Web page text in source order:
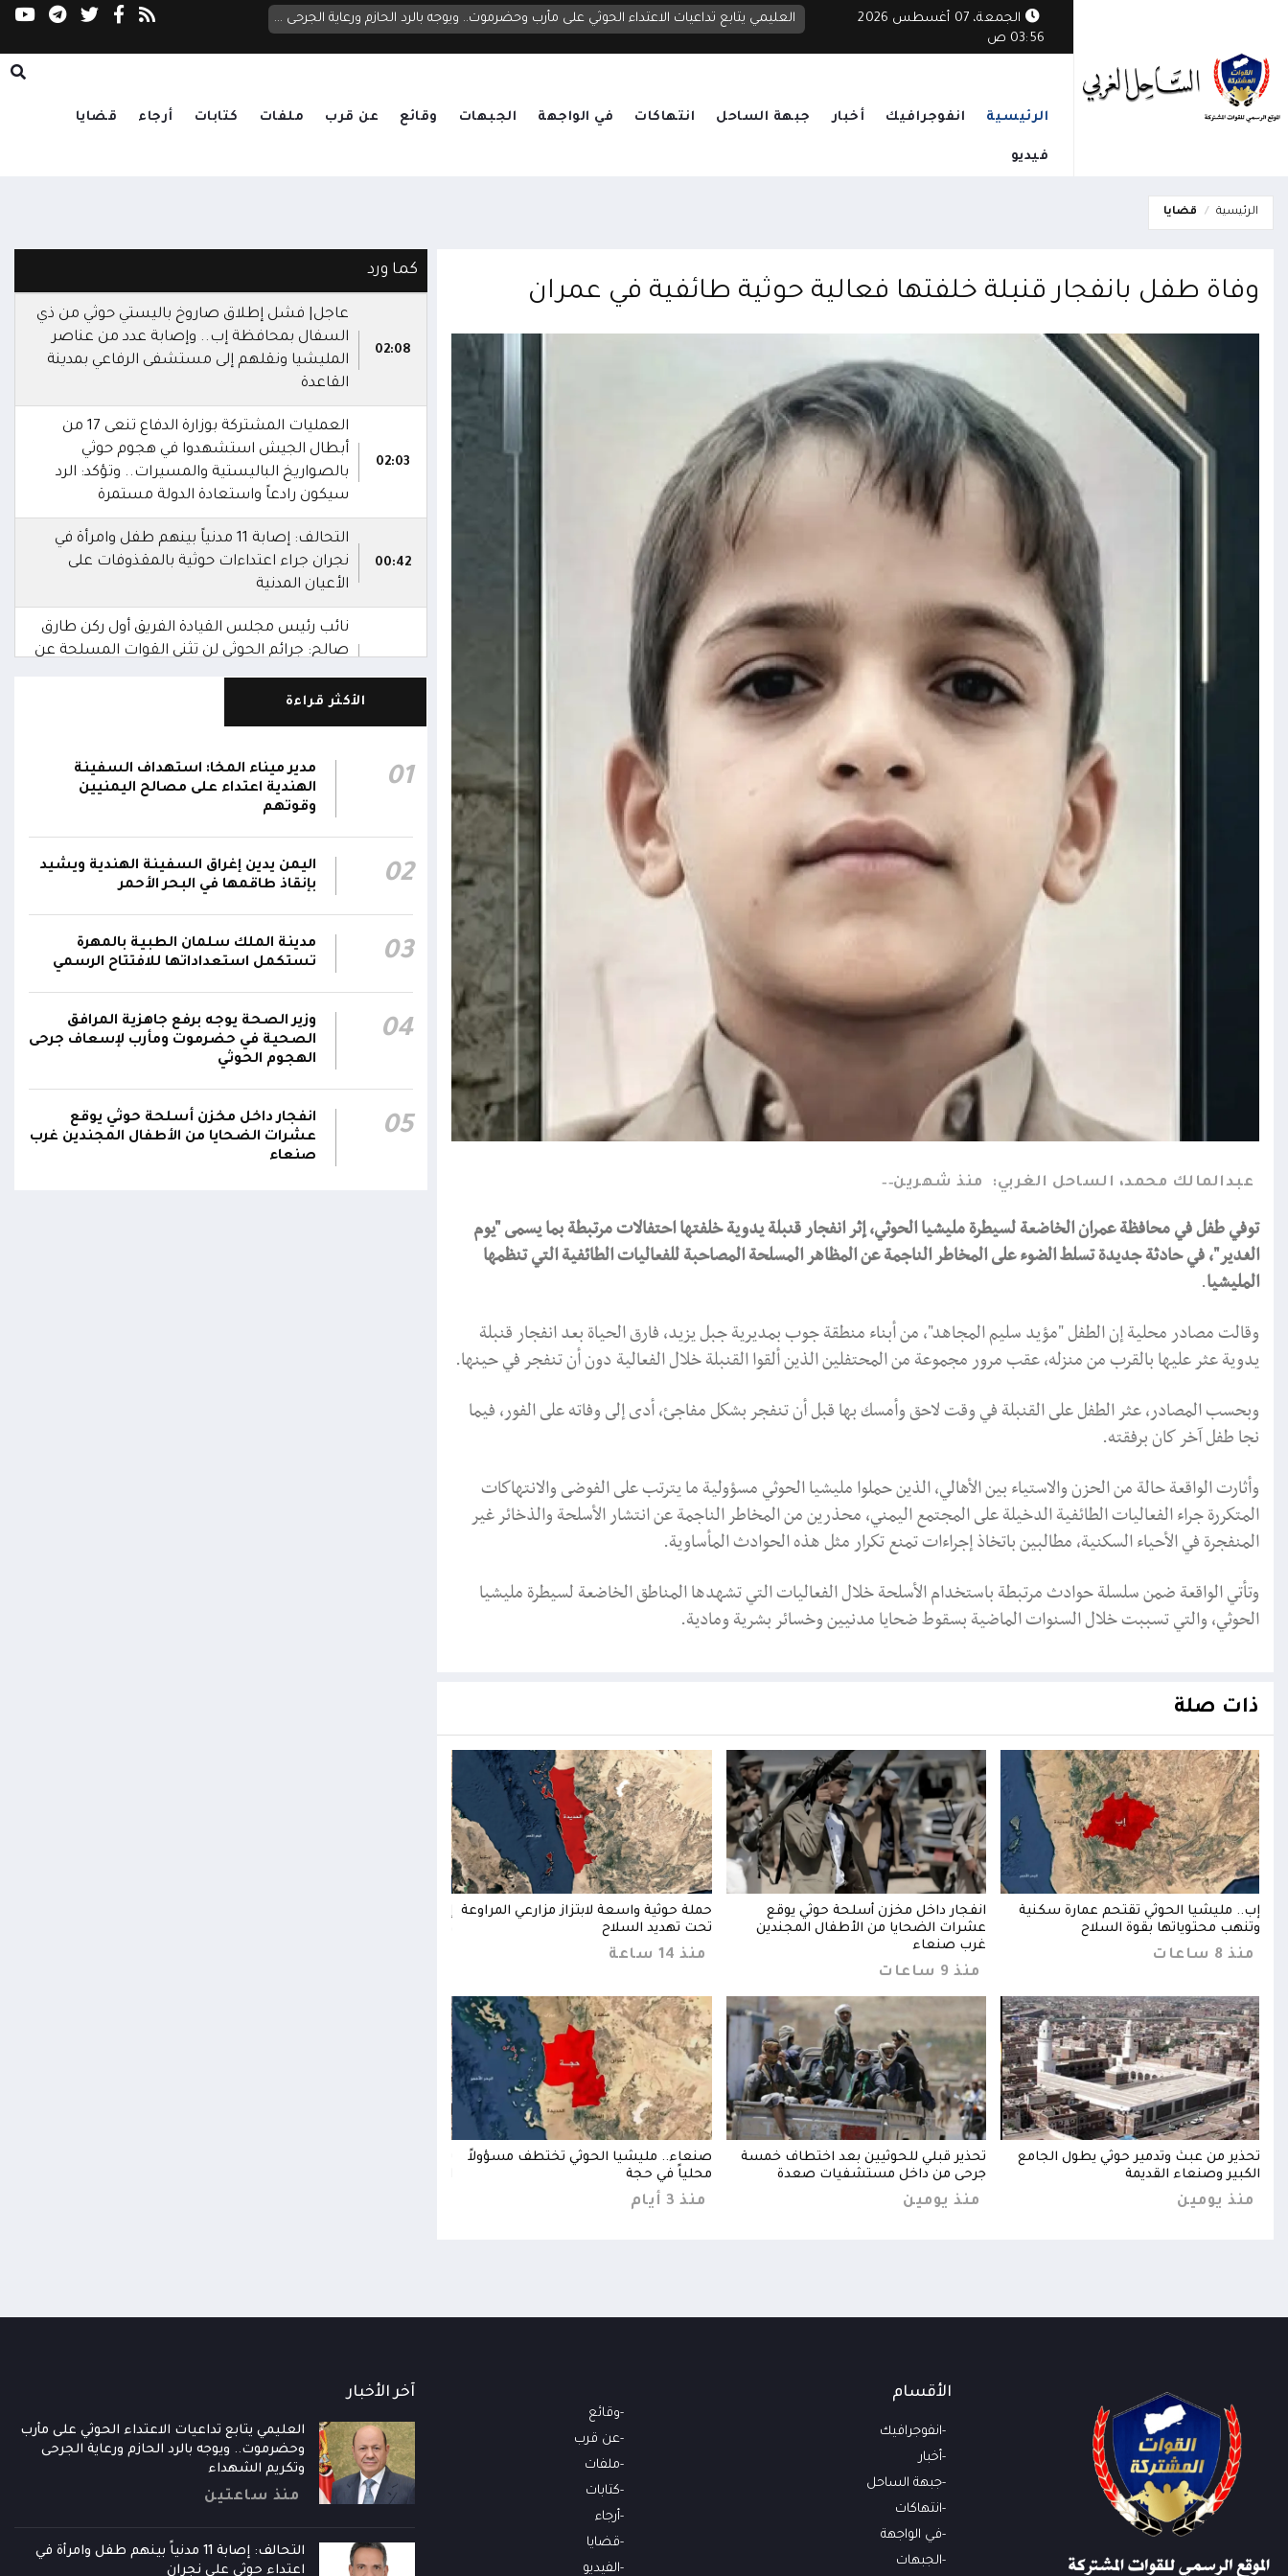
الجمعة، 07 أغسطس 2026
03:56 ص
العليمي يتابع تداعيات الاعتداء الحوثي على مأرب وحضرموت.. ويوجه بالرد الحازم ورعاية الجرحى وتكريم الشهداء
التحالف: إصابة 11 مدنياً بينهم طفل وامرأة في اعتداء حوثي على نجران طارق صالح يجري اتصالين هاتفيين بقائدي
الرئيسية انفوجرافيك أخبار جبهة الساحل انتهاكات في الواجهة الجبهات وقائع عن قرب ملفات كتابات أرجاء قضايا
فيديو
الرئيسية قضايا
وفاة طفل بانفجار قنبلة خلفتها فعالية حوثية طائفية في عمران
عبدالمالك محمد، الساحل الغربي: منذ شهرين
توفي طفل في محافظة عمران الخاضعة لسيطرة مليشيا الحوثي، إثر انفجار قنبلة يدوية خلفتها احتفالات مرتبطة بما يسمى "يوم
الغدير"، في حادثة جديدة تسلط الضوء على المخاطر الناجمة عن المظاهر المسلحة المصاحبة للفعاليات الطائفية التي تنظمها
المليشيا.
وقالت مصادر محلية إن الطفل "مؤيد سليم المجاهد"، من أبناء منطقة جوب بمديرية جبل يزيد، فارق الحياة بعد انفجار قنبلة
يدوية عثر عليها بالقرب من منزله، عقب مرور مجموعة من المحتفلين الذين ألقوا القنبلة خلال الفعالية دون أن تنفجر في حينها.
وبحسب المصادر، عثر الطفل على القنبلة في وقت لاحق وأمسك بها قبل أن تنفجر بشكل مفاجئ، أدى إلى وفاته على الفور، فيما
نجا طفل آخر كان برفقته.
وأثارت الواقعة حالة من الحزن والاستياء بين الأهالي، الذين حملوا مليشيا الحوثي مسؤولية ما يترتب على الفوضى والانتهاكات
المتكررة جراء الفعاليات الطائفية الدخيلة على المجتمع اليمني، محذرين من المخاطر الناجمة عن انتشار الأسلحة والذخائر غير
المنفجرة في الأحياء السكنية، مطالبين باتخاذ إجراءات تمنع تكرار مثل هذه الحوادث المأساوية.
وتأتي الواقعة ضمن سلسلة حوادث مرتبطة باستخدام الأسلحة خلال الفعاليات التي تشهدها المناطق الخاضعة لسيطرة مليشيا
الحوثي، والتي تسببت خلال السنوات الماضية بسقوط ضحايا مدنيين وخسائر بشرية ومادية.
ذات صلة
إب.. مليشيا الحوثي تقتحم عمارة سكنية
وتنهب محتوياتها بقوة السلاح
منذ 8 ساعات
انفجار داخل مخزن أسلحة حوثي يوقع
عشرات الضحايا من الأطفال المجندين
غرب صنعاء
منذ 9 ساعات
حملة حوثية واسعة لابتزاز مزارعي المراوعة
تحت تهديد السلاح
منذ 14 ساعة
تحذير من عبث وتدمير حوثي يطول الجامع
الكبير وصنعاء القديمة
منذ يومين
تحذير قبلي للحوثيين بعد اختطاف خمسة
جرحى من داخل مستشفيات صعدة
منذ يومين
صنعاء.. مليشيا الحوثي تختطف مسؤولاً
محلياً في حجة
منذ 3 أيام
كما ورد
02:08
عاجل| فشل إطلاق صاروخ باليستي حوثي من ذي
السفال بمحافظة إب.. وإصابة عدد من عناصر
المليشيا ونقلهم إلى مستشفى الرفاعي بمدينة
القاعدة
02:03
العمليات المشتركة بوزارة الدفاع تنعى 17 من
أبطال الجيش استشهدوا في هجوم حوثي
بالصواريخ الباليستية والمسيرات.. وتؤكد: الرد
سيكون رادعاً واستعادة الدولة مستمرة
00:42
التحالف: إصابة 11 مدنياً بينهم طفل وامرأة في
نجران جراء اعتداءات حوثية بالمقذوفات على
الأعيان المدنية
نائب رئيس مجلس القيادة الفريق أول ركن طارق
صالح: جرائم الحوثي لن تثني القوات المسلحة عن
أداء واجبها الوطني واستعادة الدولة وعاصمتها
صنعاء
00:28
صالح يشيد بالروح القتالية العالية لكافة منتسبي
الفرقتين الأولى والثالثة وحسن التعامل مع
الموقف وثبات المقاتلين في مواقعهم
00:26
الفريق أول ركن طارق صالح يعزي في اتصالين
هاتفيين قائدي الفرقتين الأولى والثالثة طوارئ في
استشهاد عدد من الأبطال بالهجوم الحوثي الغادر
اللجنة الأمنية بحضرموت تدين هجوم مليشيا
الحوثي على القوات المسلحة وتؤكد استمرار
والاستقرار
23:05
جدد #المكتب_السياسي تمسكه بمواصلة النضال
البلاد واستعادة العاصمة صنعاء وإنهاء الانقلاب
الأكثر قراءة
01
مدير ميناء المخا: استهداف السفينة
الهندية اعتداء على مصالح اليمنيين
وقوتهم
02
اليمن يدين إغراق السفينة الهندية ويشيد
بإنقاذ طاقمها في البحر الأحمر
03
مدينة الملك سلمان الطبية بالمهرة
تستكمل استعداداتها للافتتاح الرسمي
04
وزير الصحة يوجه برفع جاهزية المرافق
الصحية في حضرموت ومأرب لإسعاف جرحى
الهجوم الحوثي
05
انفجار داخل مخزن أسلحة حوثي يوقع
عشرات الضحايا من الأطفال المجندين غرب
صنعاء
الأقسام
انفوجرافيك
أخبار
جبهة الساحل
انتهاكات
في الواجهة
الجبهات
وقائع
عن قرب
ملفات
كتابات
أرجاء
قضايا
الفيديو
آخر الأخبار
العليمي يتابع تداعيات الاعتداء الحوثي على مأرب
وحضرموت.. ويوجه بالرد الحازم ورعاية الجرحى
وتكريم الشهداء
منذ ساعتين
التحالف: إصابة 11 مدنياً بينهم طفل وامرأة في
اعتداء حوثي على نجران